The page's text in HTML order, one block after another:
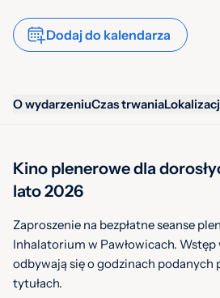
Dodaj do kalendarza
O wydarzeniuCzas trwania
Kino plenerowe dla
lato 2026
Zaproszenie na bezpłatne seanse
Inhalatorium w Pawłowicach. Wstęp
odbywają się o godzinach podanych
tytułach.